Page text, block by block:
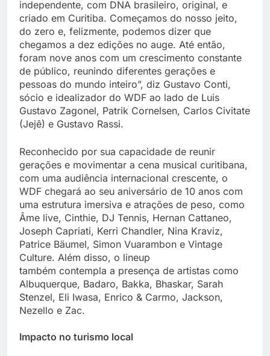
independente, com DNA brasileiro, original, e
criado em Curitiba. Começamos do nosso jeito,
do zero e, felizmente, podemos dizer que
chegamos a dez edições no auge. Até então,
foram nove anos com um crescimento constante
de público, reunindo diferentes gerações e
pessoas do mundo inteiro”, diz Gustavo Conti,
sócio e idealizador do WDF ao lado de Luis
Gustavo Zagonel, Patrik Cornelsen, Carlos Civitate
(Jejê) e Gustavo Rassi.
Reconhecido por sua capacidade de reunir
gerações e movimentar a cena musical curitibana,
com uma audiência internacional crescente, o
WDF chegará ao seu aniversário de 10 anos com
uma estrutura imersiva e atrações de peso, como
Âme live, Cinthie, DJ Tennis, Hernan Cattaneo,
Joseph Capriati, Kerri Chandler, Nina Kraviz,
Patrice Bäumel, Simon Vuarambon e Vintage
Culture. Além disso, o lineup
também contempla a presença de artistas como
Albuquerque, Badaro, Bakka, Bhaskar, Sarah
Stenzel, Eli Iwasa, Enrico & Carmo, Jackson,
Nezello e Zac.
Impacto no turismo local